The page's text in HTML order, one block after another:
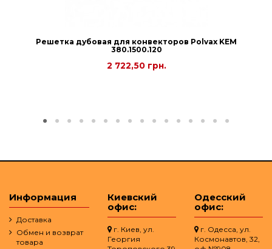
Решетка дубовая для конвекторов Рolvax KEM
380.1500.120
2 722,50 грн.
Информация
Доставка
Обмен и возврат
товара
Киевский
офис:
г. Киев, ул.
Георгия
Одесский
офис:
г. Одесса, ул.
Космонавтов, 32,